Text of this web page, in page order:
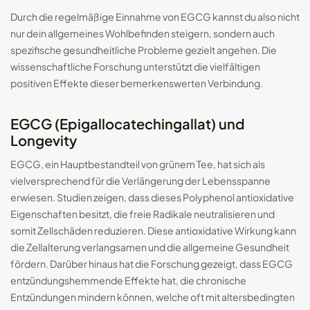
Durch die regelmäßige Einnahme von EGCG kannst du also nicht
nur dein allgemeines Wohlbefinden steigern, sondern auch
spezifische gesundheitliche Probleme gezielt angehen. Die
wissenschaftliche Forschung unterstützt die vielfältigen
positiven Effekte dieser bemerkenswerten Verbindung.
EGCG (Epigallocatechingallat) und
Longevity
EGCG, ein Hauptbestandteil von grünem Tee, hat sich als
vielversprechend für die Verlängerung der Lebensspanne
erwiesen. Studien zeigen, dass dieses Polyphenol antioxidative
Eigenschaften besitzt, die freie Radikale neutralisieren und
somit Zellschäden reduzieren. Diese antioxidative Wirkung kann
die Zellalterung verlangsamen und die allgemeine Gesundheit
fördern. Darüber hinaus hat die Forschung gezeigt, dass EGCG
entzündungshemmende Effekte hat, die chronische
Entzündungen mindern können, welche oft mit altersbedingten